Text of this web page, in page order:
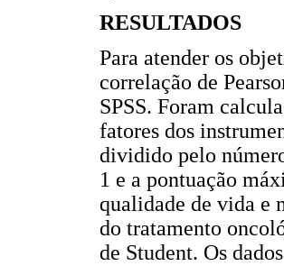
RESULTADOS
Para atender os
correlação de
SPSS. Foram
fatores dos
dividido pelo
1 e a pontuação
qualidade de vida e
do tratamento
de Student. Os